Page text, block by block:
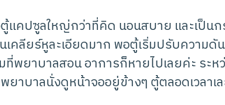
แคปซูลใหญ่กว่าที่คิด นอนสบาย และเป็น
คลียร์หูละเอียดมาก พอตู้เริ่มปรับความดั
พยาบาลสอน อาการก็หายไปเลยค่ะ ระ
าบาลนั่งดูหน้าจออยู่ข้างๆ ตู้ตลอดเวลาเ